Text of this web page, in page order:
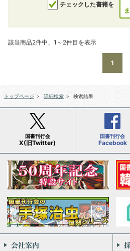
チェックした書籍を
該当商品2件中、1～2件目を表示
1
トップページ ＞ 詳細検索 ＞ 検索結果
国書刊行会
X(旧Twitter)
国書刊行会
Facebook
会社案